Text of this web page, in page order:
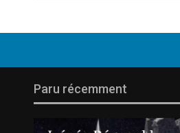
Paru récemment